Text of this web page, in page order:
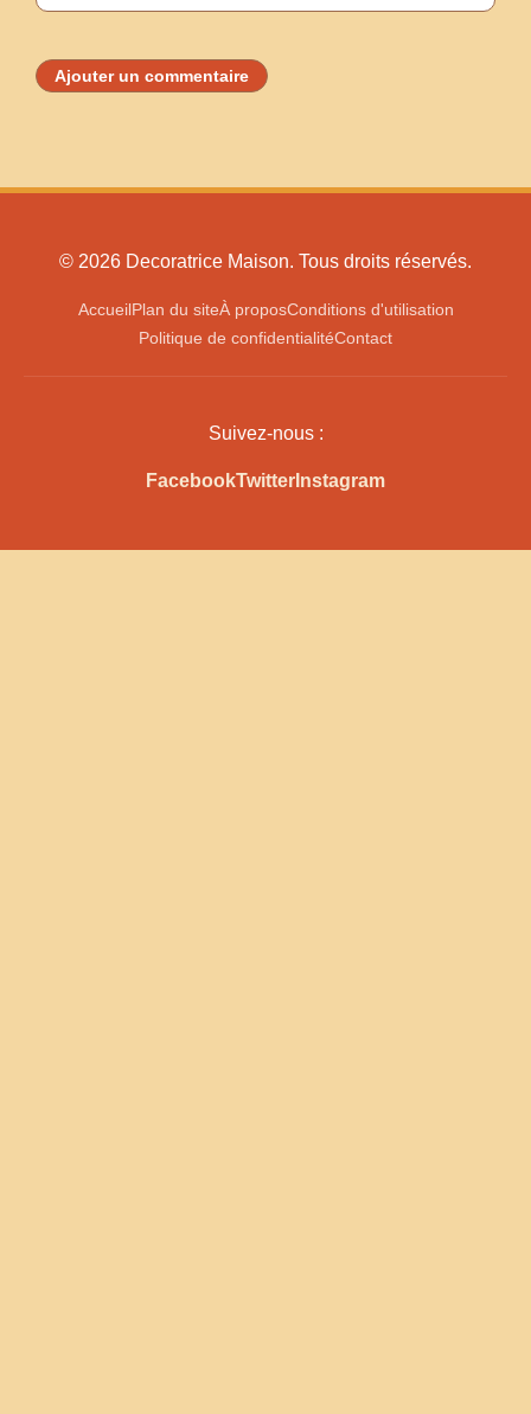
Ajouter un commentaire
© 2026 Decoratrice Maison. Tous droits réservés.
AccueilPlan du siteÀ proposConditions d'utilisation
Politique de confidentialitéContact
Suivez-nous :
FacebookTwitter Instagram